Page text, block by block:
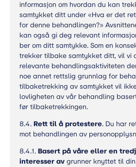
informasjon om hvordan du kan
samtykket ditt under «Hva er det
for denne behandlingen?»
kan også gi deg relevant
ber om ditt samtykke. Som en
trekker tilbake samtykket ditt, vil vi
relevante behandlingsaktiviteten
noe annet rettslig grunnlag for
tilbaketrekking av samtykket vil
lovligheten av vår behandling
før tilbaketrekkingen.
8.4. Rett til å protestere. Du har
mot behandlingen av
8.4.1. Basert på våre eller en
interesser av grunner knyttet til